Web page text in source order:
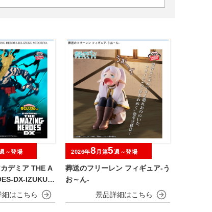
デミア THE A
DX-IZUKU
Ⅱ
～登場
葬送のフリーレン フィギュア-う
お～ん-
2026年8 月第5週～登場